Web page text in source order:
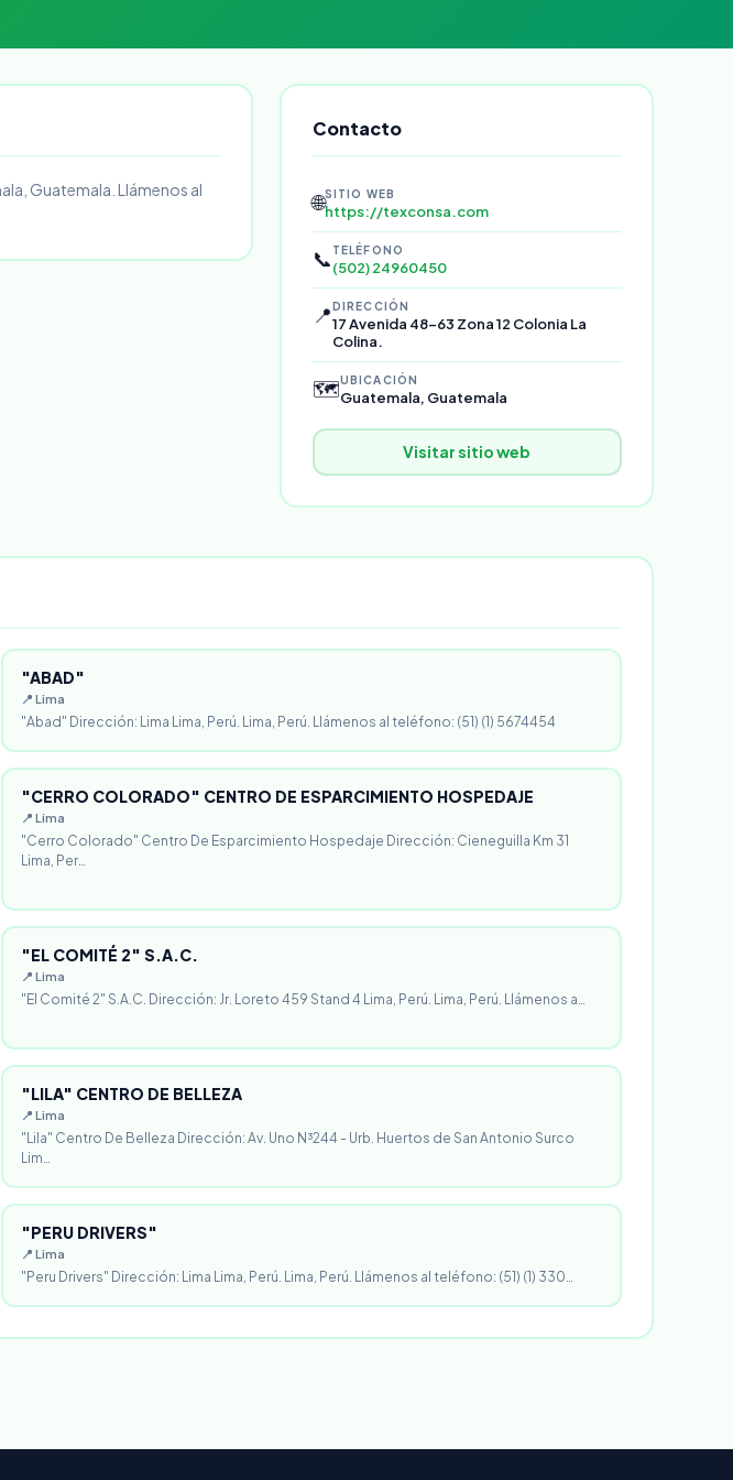
Guatemala. Llámenos al
Contacto
🌐SITIO WEB
https://texconsa.com
📞 TELÉFONO
(502) 24960450
📍DIRECCIÓN
17 Avenida 48-63 Zona 12 Colonia La
Colina.
🗺️UBICACIÓN
Guatemala, Guatemala
Visitar sitio web
"ABAD"
📍 Lima
"Abad" Dirección: Lima Lima, Perú. Lima, Perú. Llámenos al teléfono: (51) (1) 5674454
"CERRO COLORADO" CENTRO DE ESPARCIMIENTO HOSPEDAJE
📍 Lima
"Cerro Colorado" Centro De Esparcimiento Hospedaje Dirección: Cieneguilla Km 31
Lima, Per…
"EL COMITÉ 2" S.A.C.
📍 Lima
"El Comité 2" S.A.C. Dirección: Jr. Loreto 459 Stand 4 Lima, Perú. Lima, Perú. Llámenos a…
"LILA" CENTRO DE BELLEZA
📍 Lima
"Lila" Centro De Belleza Dirección: Av. Uno N³244 - Urb. Huertos de San Antonio Surco
Lim…
"PERU DRIVERS"
📍 Lima
"Peru Drivers" Dirección: Lima Lima, Perú. Lima, Perú. Llámenos al teléfono: (51) (1) 330…